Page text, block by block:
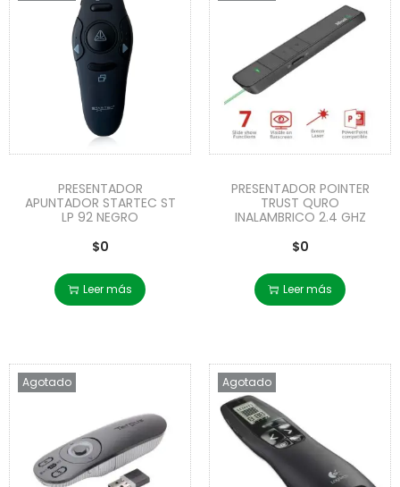
PRESENTADOR
APUNTADOR STARTEC ST
LP 92 NEGRO
$0
Leer más
PRESENTADOR POINTER
TRUST QURO
INALAMBRICO 2.4 GHZ
$0
Leer más
Agotado Agotado